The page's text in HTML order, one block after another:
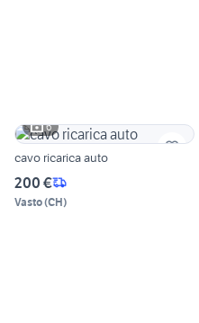
6
cavo ricarica auto
200 €
Vasto(CH)